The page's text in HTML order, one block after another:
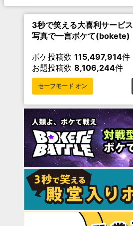
3秒で笑える大喜利サービス
写真で一言ボケて(bokete)
ボケ投稿数 115,497,914件
お題投稿数 8,106,244件
セーフモード オン